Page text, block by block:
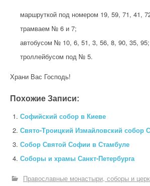
маршруткой под номером 19, 59, 71, 41,
трамваем № 6 и 7;
автобусом № 10, 6, 51, 3, 56, 8, 90, 35, 95;
троллейбусом под № 5.
Храни Вас Господь!
Похожие Записи:
Софийский собор в Киеве
Свято-Троицкий Измайловский собор
Собор Святой Софии в Стамбуле
Соборы и храмы Санкт-Петербурга
Православные монастыри, соборы и